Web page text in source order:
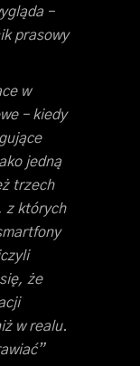
–
prasowy
w
– kiedy
jedną
trzech
z których
że
w realu.